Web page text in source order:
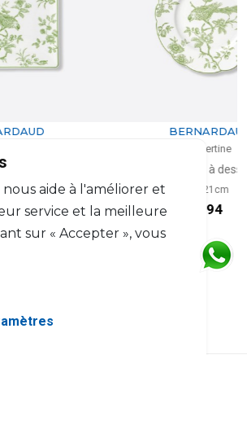
BERNARDAUD
D: 21cm
$94
aide à l'améliorer et
service et la meilleure
sur « Accepter », vous